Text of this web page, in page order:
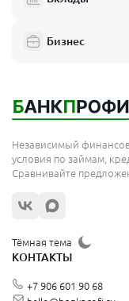
Асино
Баймак
Благодарный
Болотное
Большой Камень
Брянск
Валдай
Вельск
Волжск
Волхов
Бизнес
Независимый
условия по займам,
Сравнивайте
Тёмная тема
КОНТАКТЫ
+7 906 601 90 68